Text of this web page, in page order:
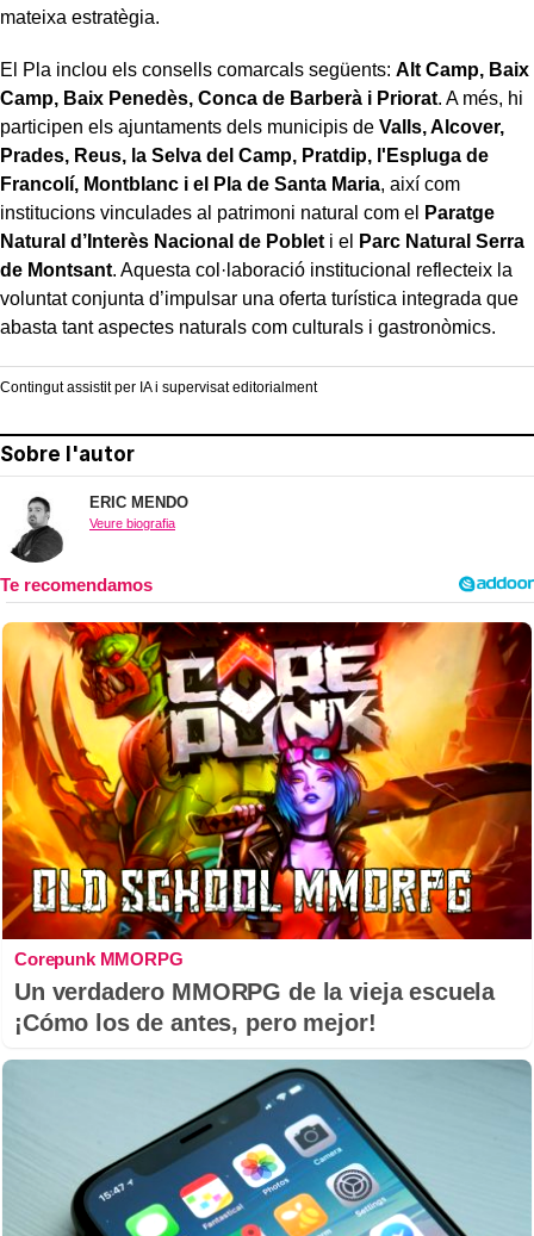
mateixa estratègia.
El Pla inclou els consells comarcals següents: Alt Camp, Baix
Camp, Baix Penedès, Conca de Barberà i Priorat. A més, hi
participen els ajuntaments dels municipis de Valls, Alcover,
Prades, Reus, la Selva del Camp, Pratdip, l'Espluga de
Francolí, Montblanc i el Pla de Santa Maria, així com
institucions vinculades al patrimoni natural com el
Paratge
Natural d’Interès Nacional de Poblet i el
Parc Natural Serra
de Montsant. Aquesta col·laboració institucional reflecteix la
voluntat conjunta d’impulsar una oferta turística integrada que
abasta tant aspectes naturals com culturals i gastronòmics.
Contingut assistit per IA i supervisat editorialment
Sobre l'autor
ERIC MENDO
Veure biografia
Corepunk MMORPG
Un verdadero MMORPG de la vieja escuela
¡Cómo los de antes, pero mejor!